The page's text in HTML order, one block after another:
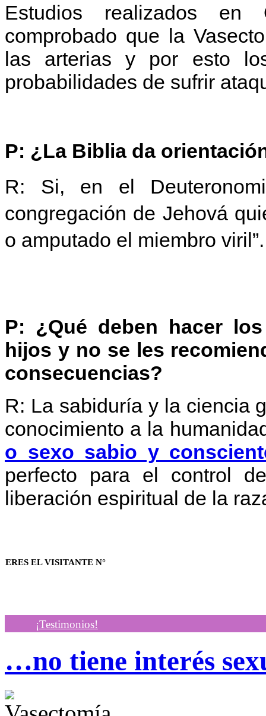
Estudios realizados en
comprobado que la
las arterias y por esto
probabilidades de sufrir
P: ¿La Biblia da
R: Si, en el
congregación de Jehová
o amputado el miembro viril”.
P: ¿Qué deben hacer
hijos y no se les
consecuencias?
R: La sabiduría y la ciencia
conocimiento a la
o sexo sabio y
perfecto para el control
liberación espiritual de la
ERES EL VISITANTE N°
¡Testimonios!
…no tiene interés